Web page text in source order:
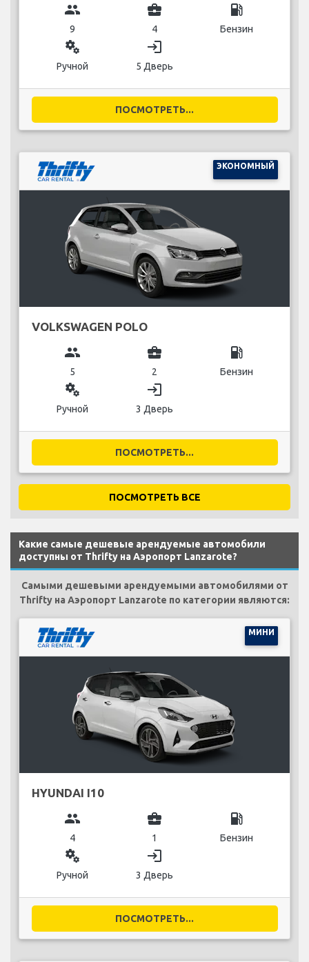
group
9
business_center
4
local_gas_station
Бензин
miscellaneous_services
Ручной
login
5 Дверь
ПОСМОТРЕТЬ...
ЭКОНОМНЫЙ
VOLKSWAGEN POLO
group
5
business_center
2
local_gas_station
Бензин
miscellaneous_services
Ручной
login
3 Дверь
ПОСМОТРЕТЬ...
ПОСМОТРЕТЬ ВСЕ
Какие самые дешевые арендуемые автомобили
доступны от Thrifty на Аэропорт Lanzarote?
Самыми дешевыми арендуемыми автомобилями от
Thrifty на Аэропорт Lanzarote по категории являются:
МИНИ
HYUNDAI I10
group
4
business_center
1
local_gas_station
Бензин
miscellaneous_services
Ручной
login
3 Дверь
ПОСМОТРЕТЬ...